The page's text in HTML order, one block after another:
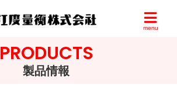
menu
PRODUCTS
製品情報